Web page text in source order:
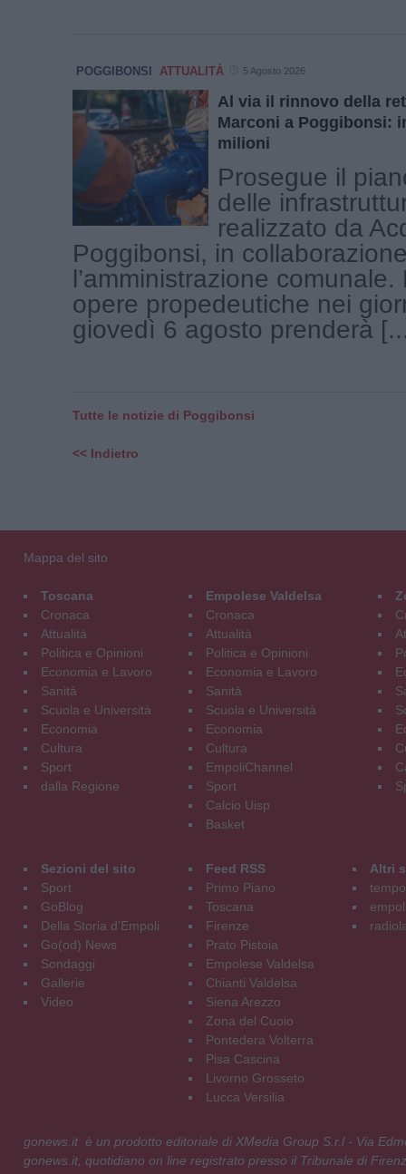
POGGIBONSI ATTUALITÀ 5 Agosto 2026
Al via il rinnovo della
Marconi a Poggibonsi:
milioni
Prosegue il
delle
realizzato da
Poggibonsi, in
l’amministrazione
opere propedeutiche nei
giovedì 6 agosto prenderà
Tutte le notizie di Poggibonsi
<< Indietro
Mappa del sito
Toscana
Cronaca
Attualità
Politica e Opinioni
Economia e Lavoro
Sanità
Scuola e Università
Economia
Cultura
Sport
dalla Regione
Empolese Valdelsa
Cronaca
Attualità
Politica e Opinioni
Economia e Lavoro
Sanità
Scuola e Università
Economia
Cultura
EmpoliChannel
Sport
Calcio Uisp
Basket
Sezioni del sito
Sport
GoBlog
Della Storia d'Empoli
Go(od) News
Sondaggi
Gallerie
Video
Feed RSS
Primo Piano
Toscana
Firenze
Prato Pistoia
Empolese Valdelsa
Chianti Valdelsa
Siena Arezzo
Zona del Cuoio
Pontedera Volterra
Pisa Cascina
Livorno Grosseto
Lucca Versilia
Altri
gonews.it è un prodotto editoriale di XMedia Group S.r.l - Via
gonews.it, quotidiano on line registrato presso il Tribunale di